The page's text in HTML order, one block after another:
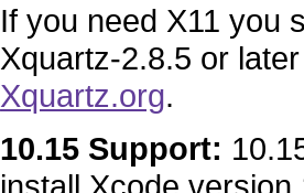
If you need X11 you
Xquartz-2.8.5 or
Xquartz.org.
10.15 Support: